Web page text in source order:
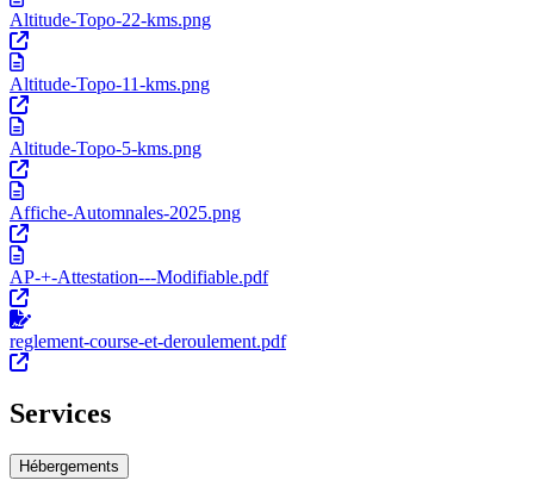
Altitude-Topo-22-kms.png
Altitude-Topo-11-kms.png
Altitude-Topo-5-kms.png
Affiche-Automnales-2025.png
AP-+-Attestation---Modifiable.pdf
reglement-course-et-deroulement.pdf
Services
Hébergements